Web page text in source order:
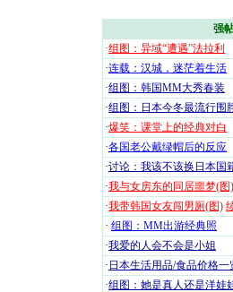
强
·组图：异域“遭遇”法拉利
·连载：汉城，迷茫着生活
·组图：韩国MM大秀春装
·组图：日本今冬最流行围
·爆笑：课堂上的经典对白
·各国老公戴绿帽后的反应
·讨论：我该不该换日本国
·我与女房东的同居噩梦(图)
·我带韩国女友闯男厕(图)
· 组图：MM出游经典照
·我爱的人会不会是小姐
· 日本生活用品/食品价格一
·组图：她是真人还是洋娃